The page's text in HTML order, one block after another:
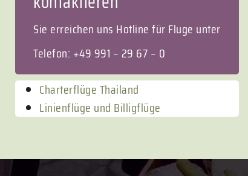
Sie erreichen uns Hotline für Fluge unter
Telefon: +49 991 – 29 67 – 0
Charterflüge Thailand
Linienflüge und Billigflüge